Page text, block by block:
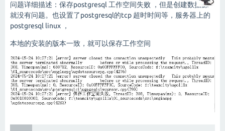
问题详细描述：保存postgresql 工作空间失败 ，但是创建数据源
就没有问题。也设置了postgresql的tcp 超时时间等，服务器上的
postgresql linux ，
本地的安装的版本一致，就可以保存工作空间